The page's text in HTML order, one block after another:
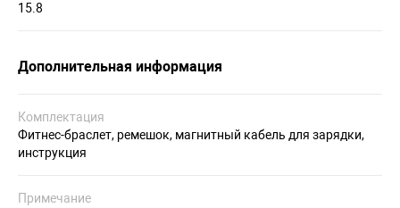
15.8
Дополнительная информация
Комплектация
Фитнес-браслет, ремешок, магнитный кабель для зарядки,
инструкция
Примечание